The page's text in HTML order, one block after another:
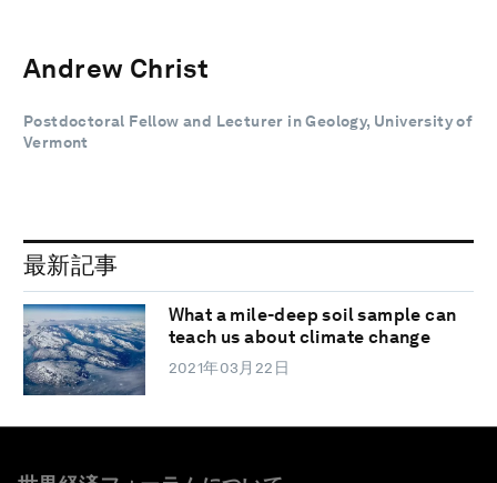
Andrew Christ
Postdoctoral Fellow and Lecturer in Geology, University of
Vermont
最新記事
What a mile-deep soil sample can
teach us about climate change
2021年03月22日